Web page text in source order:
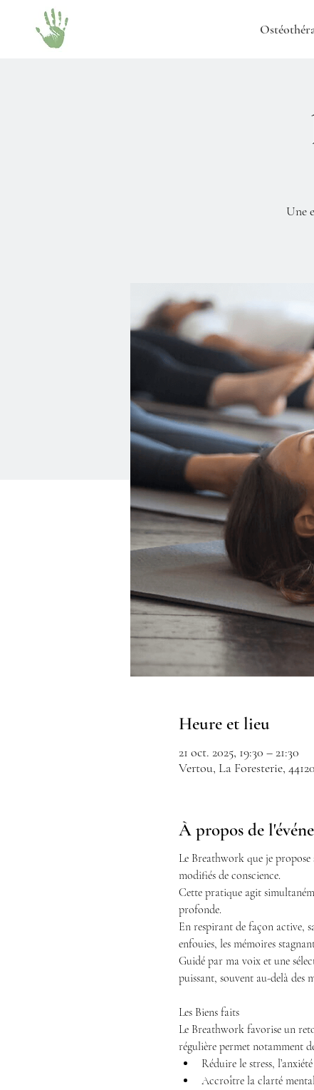
Une
Heure et lieu
21 oct. 2025, 19:30 – 21:30
Vertou, La Foresterie,
À propos de
Le Breathwork que je propose
modifiés de conscience.
Cette pratique agit
profonde.
En respirant de façon active,
enfouies, les mémoires
Guidé par ma voix et une
puissant, souvent au-delà des
Les Biens faits
Le Breathwork favorise un
régulière permet notamment
Réduire le stress,
Accroître la clarté